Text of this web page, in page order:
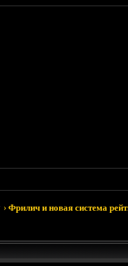
›Фрилич и новая система